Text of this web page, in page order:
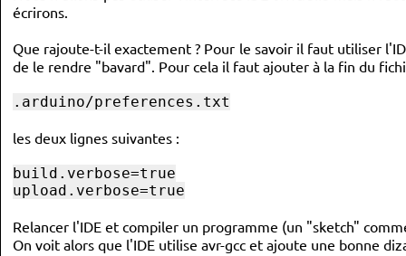
écrirons.
Que rajoute-t-il exactement ? Pour le savoir il faut utiliser
de le rendre "bavard". Pour cela il faut ajouter à la fin du
.arduino/preferences.txt
les deux lignes suivantes :
build.verbose=true
upload.verbose=true
Relancer l'IDE et compiler un programme (un "sketch"
On voit alors que l'IDE utilise avr-gcc et ajoute une bonne